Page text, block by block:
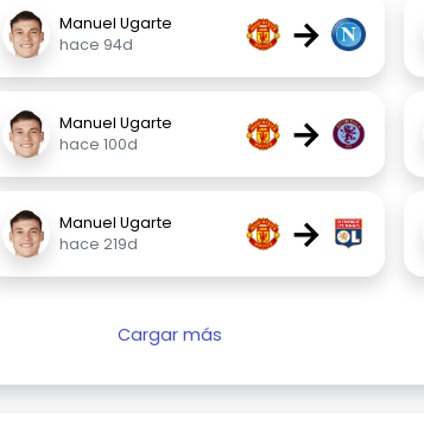
Manuel Ugarte
hace 94d
→
Manuel Ugarte
hace 100d
→
Manuel Ugarte
hace 219d
→
Cargar más